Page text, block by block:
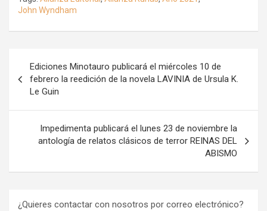
John Wyndham
de
entradas
Ediciones Minotauro publicará el miércoles 10 de
febrero la reedición de la novela LAVINIA de Ursula K.
Le Guin
Impedimenta publicará el lunes 23 de noviembre la
antología de relatos clásicos de terror REINAS DEL
ABISMO
¿Quieres contactar con nosotros por correo electrónico?